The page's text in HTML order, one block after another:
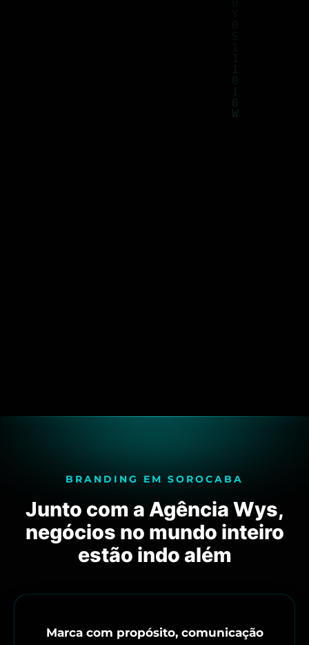
BRANDING EM SOROCABA
Junto com a Agência Wys,
negócios no mundo inteiro
estão indo além
Marca com propósito, comunicação